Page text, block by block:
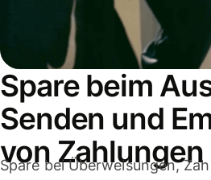
Spare beim
Senden und
von Zahlungen
Spare bei Überweisungen,